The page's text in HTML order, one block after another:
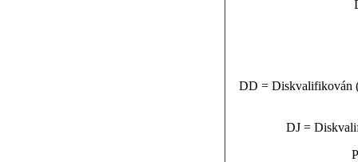
DD = Diskvalifikován
DJ =